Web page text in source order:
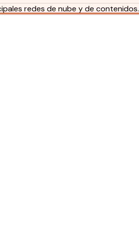
redes de nube y de contenidos.